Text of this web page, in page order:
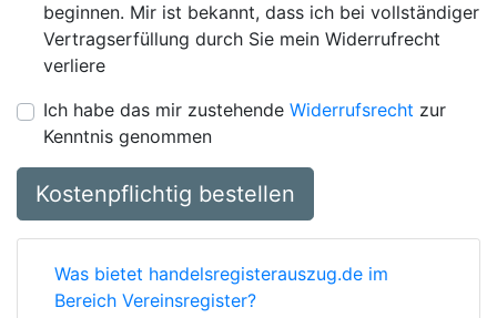
beginnen. Mir ist bekannt, dass ich bei vollständiger
Vertragserfüllung durch Sie mein Widerrufrecht
verliere
Ich habe das mir zustehende Widerrufsrecht zur
Kenntnis genommen
Kostenpflichtig bestellen
Was bietet handelsregisterauszug.de im
Bereich Vereinsregister?